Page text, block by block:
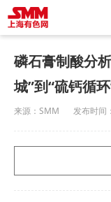
磷石膏制酸分
城”到“硫钙循
来源： SMM 发布时间：